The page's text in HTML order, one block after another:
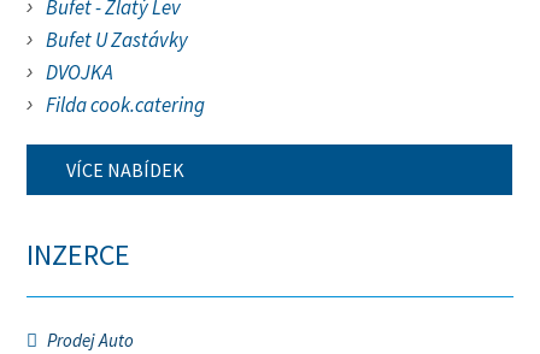
Bufet - Zlatý Lev
Bufet U Zastávky
DVOJKA
Filda cook.catering
VÍCE NABÍDEK
INZERCE
Prodej Auto